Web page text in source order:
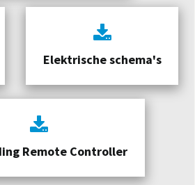
Elektrische schema's
Remote Controller